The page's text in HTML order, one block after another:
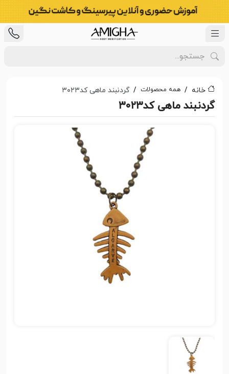
خانه همه محصولات گردنبند ماهی کد۳۰۲۳
گردنبند ماهی کد۳۰۲۳